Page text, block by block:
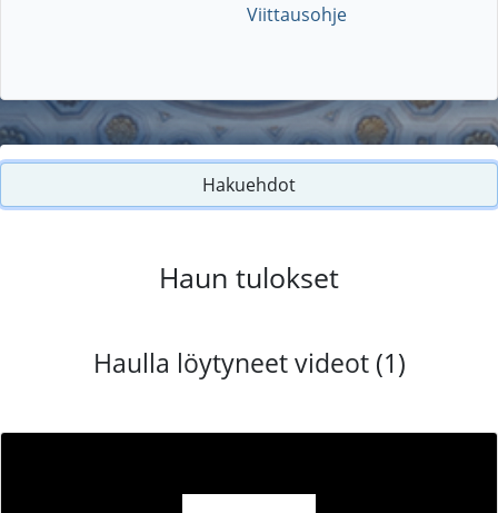
Viittausohje
Hakuehdot
Haun tulokset
Haulla löytyneet videot (1)